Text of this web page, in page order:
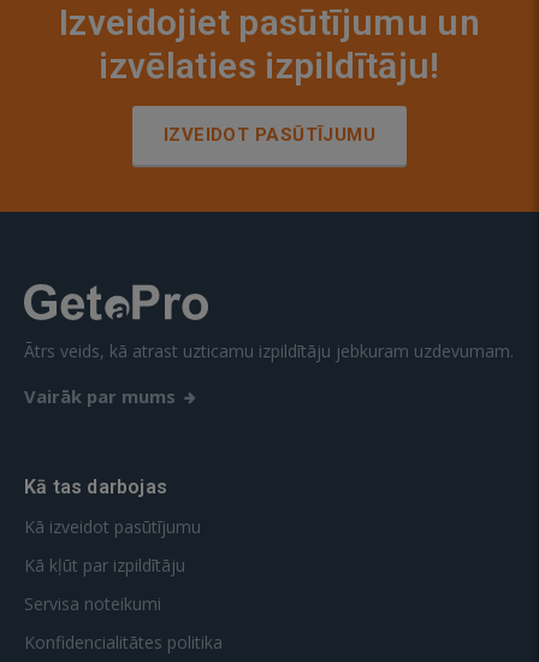
Izveidojiet pasūtījumu un
izvēlaties izpildītāju!
IZVEIDOT PASŪTĪJUMU
Ātrs veids, kā atrast uzticamu izpildītāju jebkuram uzdevumam.
Vairāk par mums
Kā tas darbojas
Kā izveidot pasūtījumu
Kā kļūt par izpildītāju
Servisa noteikumi
Konfidencialitātes politika